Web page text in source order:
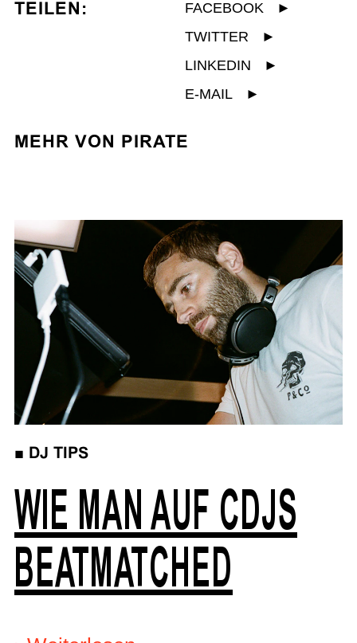
TEILEN: FACEBOOK
►
TWITTER
►
LINKEDIN
►
E-MAIL
►
MEHR VON PIRATE
■ DJ TIPS
WIE MAN AUF CDJS
BEATMATCHED